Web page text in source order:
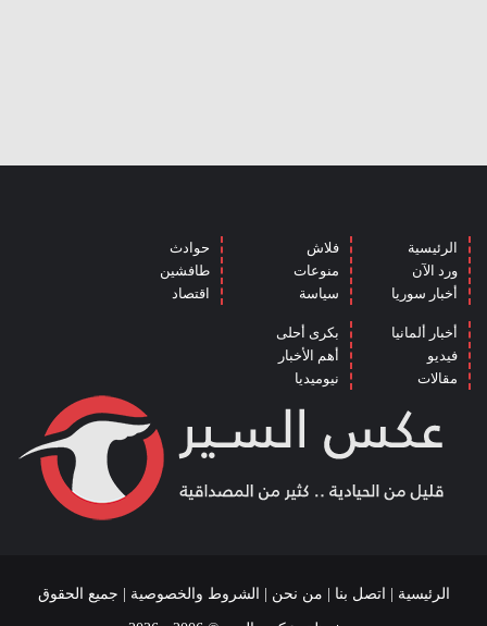
الرئيسية
ورد الآن
أخبار سوريا
فلاش
منوعات
سياسة
حوادث
طافشين
اقتصاد
أخبار ألمانيا
فيديو
مقالات
بكرى أحلى
أهم الأخبار
نيوميديا
الرئيسية اتصل بنا من نحن الشروط والخصوصية | جميع الحقوق